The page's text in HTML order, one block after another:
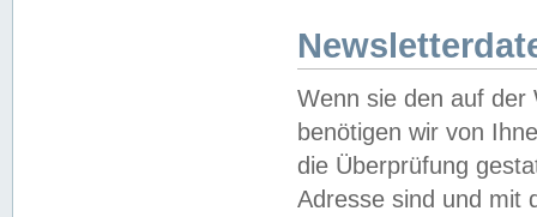
Wenn sie den auf der
benötigen wir von
die Überprüfung
Adresse sind und mit